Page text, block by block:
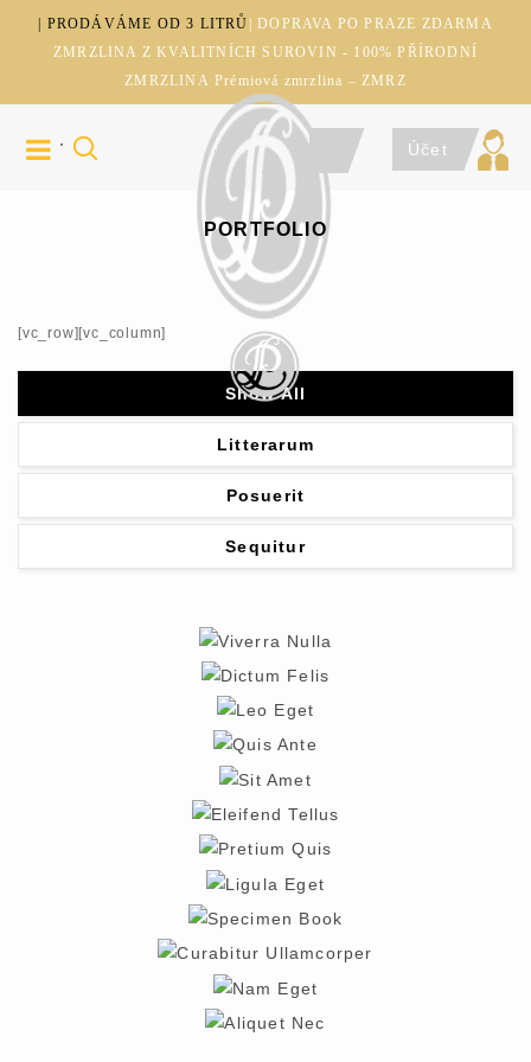
| PRODÁVÁME OD 3 LITRŮ
| DOPRAVA PO PRAZE ZDARMA
ZMRZLINA Z KVALITNÍCH SUROVIN - 100% PŘÍRODNÍ
ZMRZLINA Prémiová zmrzlina – ZMRZ
Účet
PORTFOLIO
[vc_row][vc_column]
Show All
Litterarum
Posuerit
Sequitur